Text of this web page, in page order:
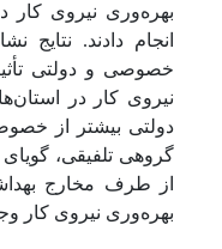
انجام دادند. نتایج
خصوصی و دولتی
نیروی کار در
دولتی بیشتر از
گروهی تلفیقی،
از طرف مخارج
بهره‌وری نیروی کار